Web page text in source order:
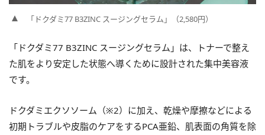
「ドクダミ77 B3ZINC スージングセラム」（2,580円）
「ドクダミ77 B3ZINC スージングセラム」は、トナーで整え
た肌をより安定した状態へ導くために設計された集中美容液
です。
ドクダミエクソソーム（※2）に加え、乾燥や摩擦などによる
初期トラブルや皮脂のケアをするPCA亜鉛、肌表面の角質を除